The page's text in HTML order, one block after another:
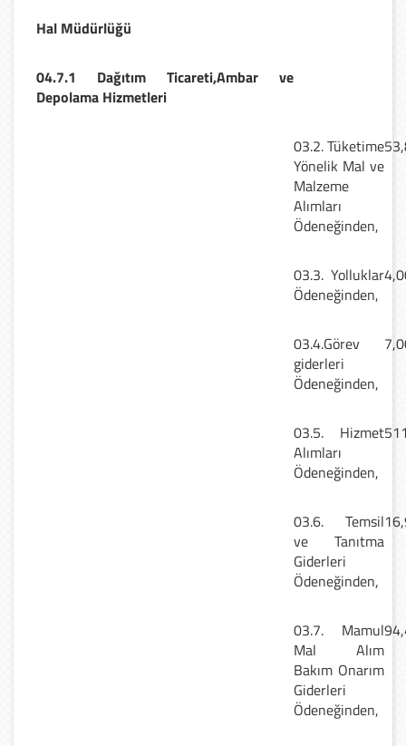
Hal Müdürlüğü
04.7.1 Dağıtım Ticareti,Ambar ve
Depolama Hizmetleri
03.2. Tüketime
Yönelik Mal ve
Malzeme
Alımları
Ödeneğinden,
03.3. Yolluklar
Ödeneğinden,
03.4.Görev
giderleri
Ödeneğinden,
03.5. Hizmet
Alımları
Ödeneğinden,
03.6. Temsil
ve Tanıtma
Giderleri
Ödeneğinden,
03.7. Mamul
Mal Alım
Bakım Onarım
Giderleri
Ödeneğinden,